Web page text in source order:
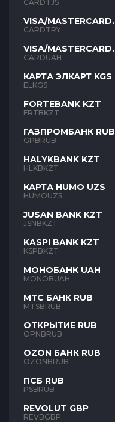
CARDTJS
VISA/MASTERCARD
TYR
CARDTRY
VISA/MASTERCARD
UAH
CARDUAH
КАРТА ЭЛКАРТ KGS
ELKGS
FORTEBANK KZT
FRTBKZT
ГАЗПРОМБАНК RUB
GPBRUB
HALYKBANK KZT
HLKBKZT
КАРТА HUMO UZS
HUMOUZS
JUSAN BANK KZT
JSNBKZT
KASPI BANK KZT
KSPBKZT
МОНОБАНК UAH
MONOBUAH
МТС БАНК RUB
MTSBRUB
ОТКРЫТИЕ RUB
OPNBRUB
OZON БАНК RUB
OZONBRUB
ПСБ RUB
PSBRUB
REVOLUT GBP
REVBGBP